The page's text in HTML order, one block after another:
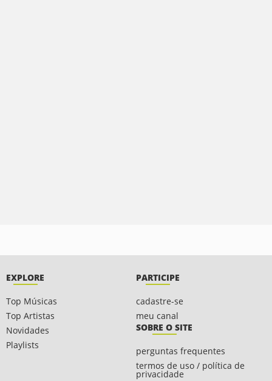
EXPLORE
Top Músicas
Top Artistas
Novidades
Playlists
PARTICIPE
cadastre-se
meu canal
SOBRE O SITE
perguntas frequentes
termos de uso / política de
privacidade